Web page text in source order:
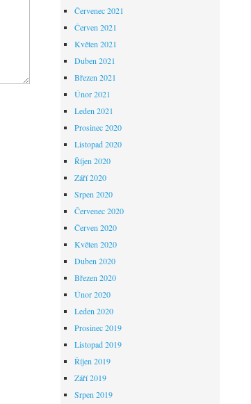
Červenec 2021
Červen 2021
Květen 2021
Duben 2021
Březen 2021
Únor 2021
Leden 2021
Prosinec 2020
Listopad 2020
Říjen 2020
Září 2020
Srpen 2020
Červenec 2020
Červen 2020
Květen 2020
Duben 2020
Březen 2020
Únor 2020
Leden 2020
Prosinec 2019
Listopad 2019
Říjen 2019
Září 2019
Srpen 2019